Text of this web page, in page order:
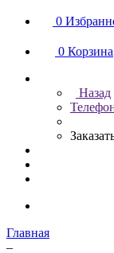
0
0 Корзина
Назад
Главная
–